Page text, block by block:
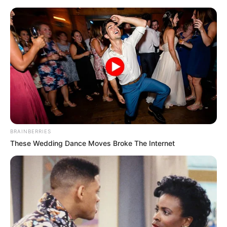
Reiseführer (auch Onlinereiseführer), Bücher,
Tickets und Reiseleiter
Puzzle Kostenlose Reiseführer
BRAINBERRIES
These Wedding Dance Moves Broke The Internet